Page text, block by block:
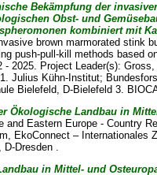
Bekämpfung der
Obst- und
kombiniert mit
brown marmorated stink
push-pull-kill methods based
- 2025. Project Leader(s):Gross,
Julius Kühn-Institut;
Bielefeld, D-Bielefeld 3.
Ökologische Landbau in
and Eastern Europe - Country
, EkoConnect – Internationales
D-Dresden .
in Mittel- und